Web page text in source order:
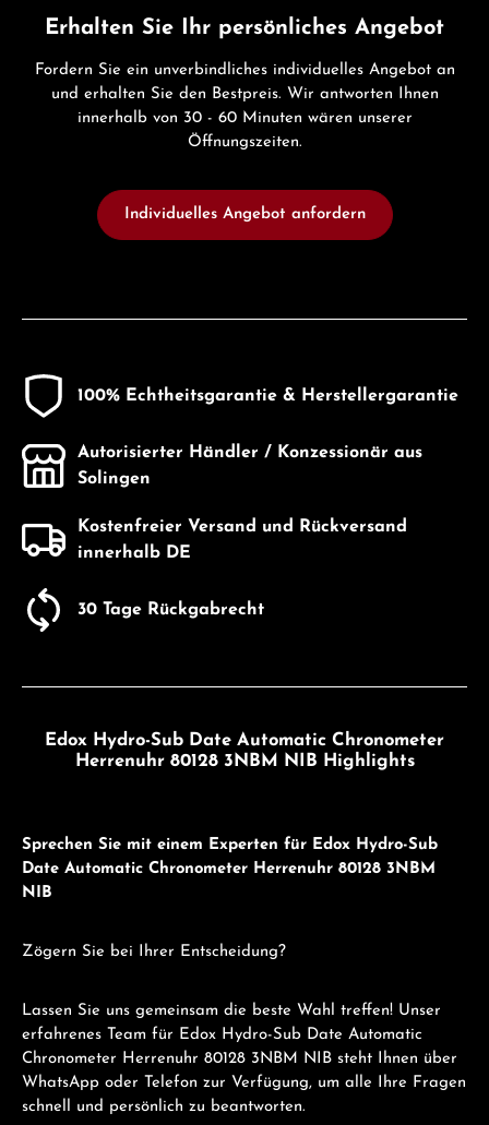
Erhalten Sie Ihr persönliches Angebot
Fordern Sie ein unverbindliches individuelles Angebot an
und erhalten Sie den Bestpreis. Wir antworten Ihnen
innerhalb von 30 - 60 Minuten wären unserer
Öffnungszeiten.
Individuelles Angebot anfordern
100% Echtheitsgarantie & Herstellergarantie
Autorisierter Händler / Konzessionär aus
Solingen
Kostenfreier Versand und Rückversand
innerhalb DE
30 Tage Rückgabrecht
Edox Hydro-Sub Date Automatic Chronometer
Herrenuhr 80128 3NBM NIB Highlights
Sprechen Sie mit einem Experten für Edox Hydro-Sub
Date Automatic Chronometer Herrenuhr 80128 3NBM
NIB
Zögern Sie bei Ihrer Entscheidung?
Lassen Sie uns gemeinsam die beste Wahl treffen! Unser
erfahrenes Team für Edox Hydro-Sub Date Automatic
Chronometer Herrenuhr 80128 3NBM NIB steht Ihnen über
WhatsApp oder Telefon zur Verfügung, um alle Ihre Fragen
schnell und persönlich zu beantworten.